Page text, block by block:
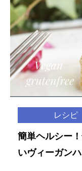
レシピ
簡単ヘルシー
いヴィーガン